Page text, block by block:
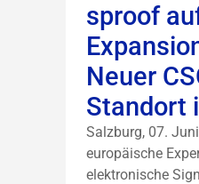
sproof
Neuer
Standort
Salzburg, 07.
europäische
elektronische